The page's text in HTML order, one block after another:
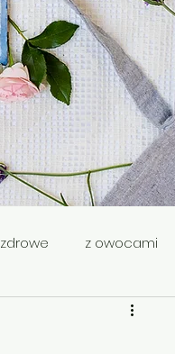
zdrowe z owocami